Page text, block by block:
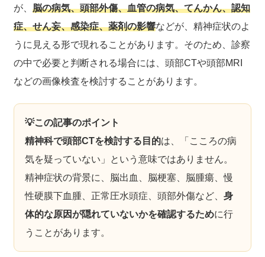
が、脳の病気、頭部外傷、血管の病気、てんかん、認知
症、せん妄、感染症、薬剤の影響などが、精神症状のよ
うに見える形で現れることがあります。そのため、診察
の中で必要と判断される場合には、頭部CTや頭部MRI
などの画像検査を検討することがあります。
💡この記事のポイント
精神科で頭部CTを検討する目的は、「こころの病
気を疑っていない」という意味ではありません。
精神症状の背景に、脳出血、脳梗塞、脳腫瘍、慢
性硬膜下血腫、正常圧水頭症、頭部外傷など、身
体的な原因が隠れていないかを確認するために行
うことがあります。